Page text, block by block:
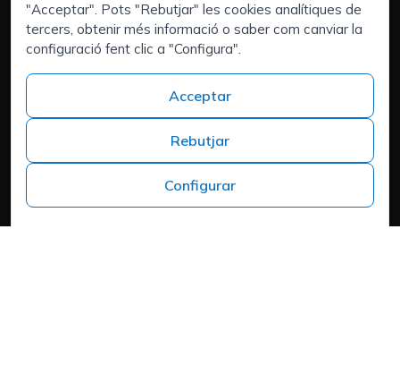
"Acceptar". Pots "Rebutjar" les cookies analítiques de
tercers, obtenir més informació o saber com canviar la
configuració fent clic a "Configura".
Acceptar
Rebutjar
Configurar
Outsourcing de Recuros Humans
Àrees d'interès:
Tens talent i busques un nou repte?
Qui som
Contacte
Treballa a ISPROX
Teléfono